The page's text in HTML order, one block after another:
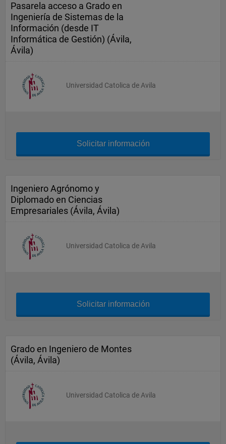
Pasarela acceso a Grado en
Ingeniería de Sistemas de la
Información (desde IT
Informática de Gestión) (Ávila,
Ávila)
Universidad Catolica de Avila
Solicitar información
Ingeniero Agrónomo y
Diplomado en Ciencias
Empresariales (Ávila, Ávila)
Universidad Catolica de Avila
Solicitar información
Grado en Ingeniero de Montes
(Ávila, Ávila)
Universidad Catolica de Avila